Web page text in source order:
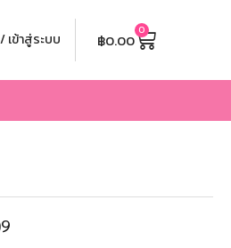
ข้าสู่ระบบ ฿0.00 0